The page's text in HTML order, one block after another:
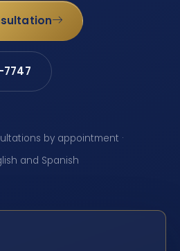
by appointment ·
and Spanish